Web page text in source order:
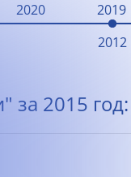
2020 2019
2012
за 2015 год: